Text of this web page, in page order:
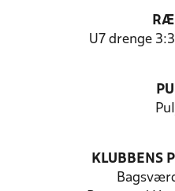
U7 drenge
KLUBBENS